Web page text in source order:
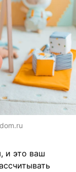
и это ваш